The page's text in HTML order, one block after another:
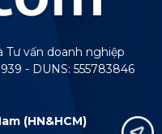
vấn doanh nghiệp
- DUNS: 555783846
(HN&HCM)